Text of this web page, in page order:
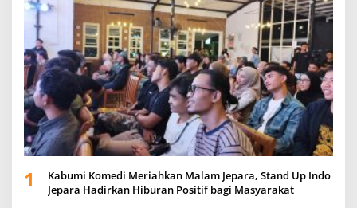
1
Kabumi Komedi Meriahkan Malam Jepara, Stand Up Indo
Jepara Hadirkan Hiburan Positif bagi Masyarakat